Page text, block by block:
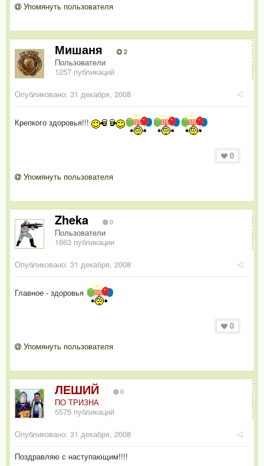
Упомянуть пользователя
Мишаня 2
Пользователи
1257 публикаций
Опубликовано: 31 декабря, 2008
Крепкого здоровья!!!
0
Упомянуть пользователя
Zheka 0
Пользователи
1663 публикации
Опубликовано: 31 декабря, 2008
Главное - здоровья
0
Упомянуть пользователя
ЛЕШИЙ 0
ПО ТРИЗНА
5575 публикаций
Опубликовано: 31 декабря, 2008
Поздравляю с наступающим!!!!